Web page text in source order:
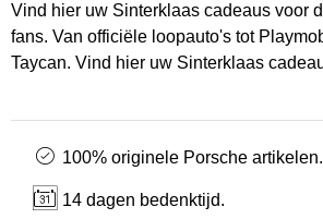
Porsche informatie
Vind hier uw Sinterklaas cadeaus voor
fans. Van officiële loopauto's tot
Taycan. Vind hier uw Sinterklaas
100% originele Porsche artikelen.
14 dagen bedenktijd.